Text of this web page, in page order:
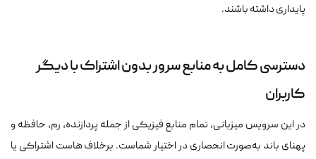
پایداری داشته باشند.
دسترسی کامل به منابع سرور بدون اشتراک با دیگر
کاربران
در این سرویس میزبانی، تمام منابع فیزیکی از جمله پردازنده، رم، حافظه و
پهنای باند به‌صورت انحصاری در اختیار شماست. برخلاف هاست اشتراکی یا